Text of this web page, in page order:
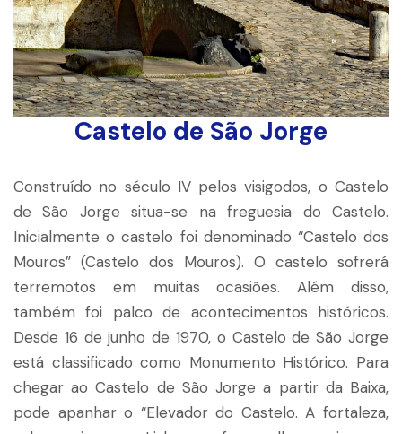
Castelo de São Jorge
Construído no século IV pelos visigodos, o Castelo
de São Jorge situa-se na freguesia do Castelo.
Inicialmente o castelo foi denominado “Castelo dos
Mouros” (Castelo dos Mouros). O castelo sofrerá
terremotos em muitas ocasiões. Além disso,
também foi palco de acontecimentos históricos.
Desde 16 de junho de 1970, o Castelo de São Jorge
está classificado como Monumento Histórico. Para
chegar ao Castelo de São Jorge a partir da Baixa,
pode apanhar o “Elevador do Castelo. A fortaleza,